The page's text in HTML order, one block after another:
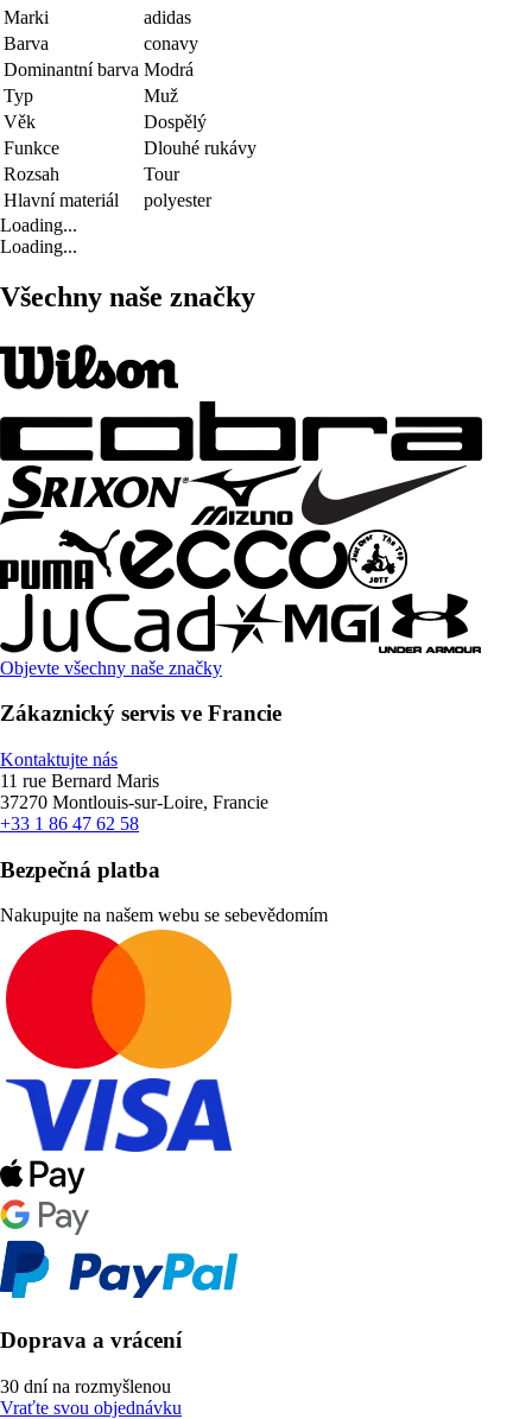
Marki
adidas
Barva
conavy
Dominantní barva Modrá
Typ
Muž
Věk
Dospělý
Funkce
Dlouhé rukávy
Rozsah
Tour
Hlavní materiál
polyester
Loading...
Loading...
Všechny naše značky
Objevte všechny naše značky
Zákaznický servis ve Francie
Kontaktujte nás
11 rue Bernard Maris
37270 Montlouis-sur-Loire, Francie
+33 1 86 47 62 58
Bezpečná platba
Nakupujte na našem webu se sebevědomím
Doprava a vrácení
30 dní na rozmyšlenou
Vraťte svou objednávku